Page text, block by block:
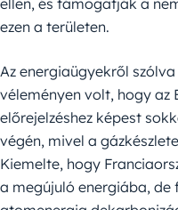
ellen, és támogatják a
ezen a területen.
Az energiaügyekről
véleményen volt, hogy az
előrejelzéshez képest
végén, mivel a
Kiemelte, hogy
a megújuló energiába,